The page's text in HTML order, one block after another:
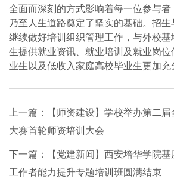
全面而深刻的方式影响着每一位参与
乃至人生道路奠定了坚实的基础。招
继续做好培训组织管理工作，与外校
生提供就业资讯、就业培训及就业岗位
业生以及低收入家庭高校毕业生更加充
上一篇：
【师资建设】学校举办第二
大赛首轮师资培训大会
下一篇：
【党建新闻】西安培华学院
工作者能力提升专题培训班圆满结束